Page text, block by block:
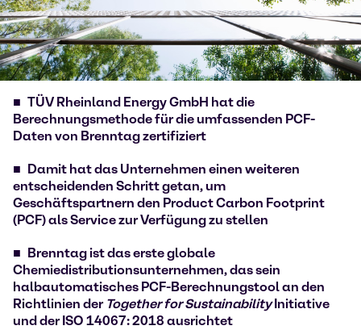
TÜV Rheinland Energy GmbH hat die
Berechnungsmethode für die umfassenden PCF-
Daten von Brenntag zertifiziert
Damit hat das Unternehmen einen weiteren
entscheidenden Schritt getan, um
Geschäftspartnern den Product Carbon Footprint
(PCF) als Service zur Verfügung zu stellen
Brenntag ist das erste globale
Chemiedistributionsunternehmen, das sein
halbautomatisches PCF-Berechnungstool an den
Richtlinien der Together for SustainabilityInitiative
und der ISO 14067: 2018 ausrichtet